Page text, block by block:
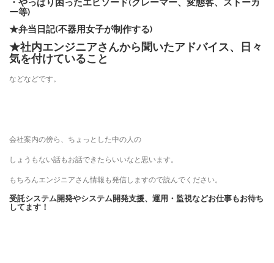
ー等)
★弁当日記(不器用女子が制作する)
★社内エンジニアさんから聞いたアドバイス、日々
気を付けていること
などなどです。
会社案内の傍ら、ちょっとした中の人の
しょうもない話もお話できたらいいなと思います。
もちろんエンジニアさん情報も発信しますので読んでください。
受託システム開発やシステム開発支援、運用・監視などお仕事もお待ち
してます！